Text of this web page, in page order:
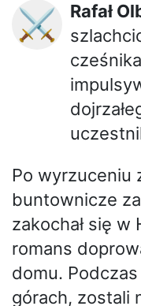
⚔️ Rafał
Po wyrzuceniu
buntownicze
zakochał się w
romans
domu.
górach, zostali